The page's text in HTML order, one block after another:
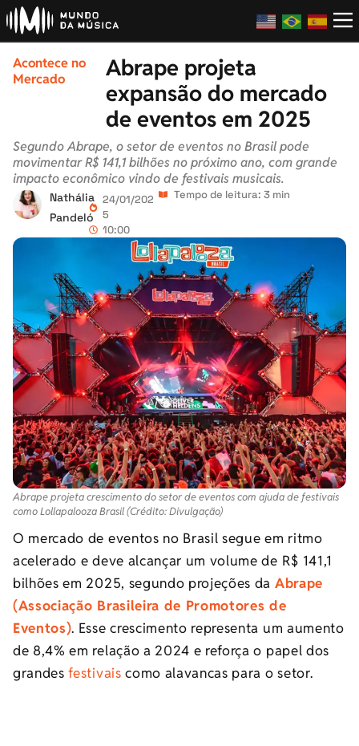
Acontece no
Mercado
Abrape projeta
expansão do mercado
de eventos em 2025
Segundo Abrape, o setor de eventos no Brasil pode
movimentar R$ 141,1 bilhões no próximo ano, com grande
impacto econômico vindo de festivais musicais.
Nathália
Pandeló
24/01/202
5
10:00
Tempo de leitura: 3 min
Abrape projeta crescimento do setor de eventos com ajuda de festivais
como Lollapalooza Brasil (Crédito: Divulgação)
O mercado de eventos no Brasil segue em ritmo
acelerado e deve alcançar um volume de R$ 141,1
bilhões em 2025, segundo projeções da Abrape
(Associação Brasileira de Promotores de
Eventos). Esse crescimento representa um aumento
de 8,4% em relação a 2024 e reforça o papel dos
grandesfestivais como alavancas para o setor.